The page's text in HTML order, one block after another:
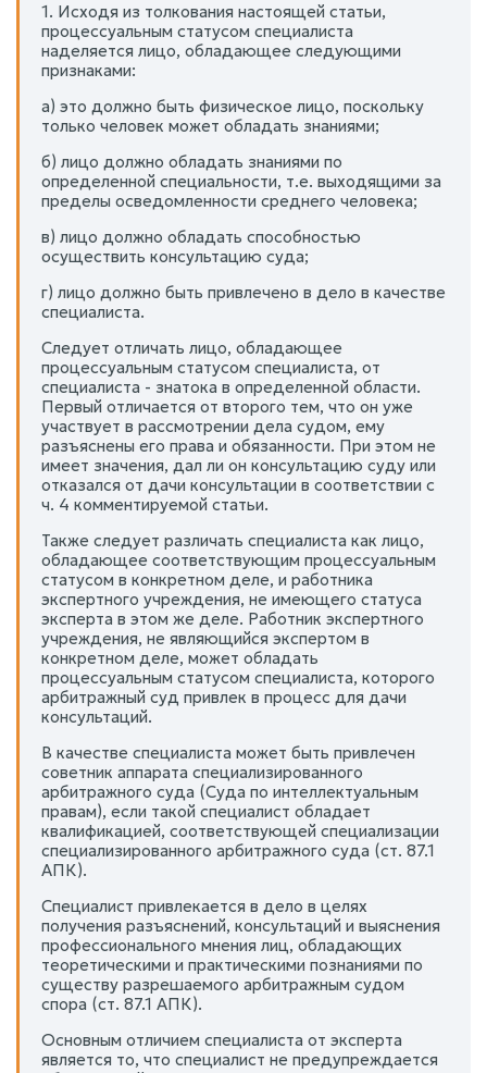
1. Исходя из толкования настоящей статьи,
процессуальным статусом специалиста
наделяется лицо, обладающее следующими
признаками:
а) это должно быть физическое лицо, поскольку
только человек может обладать знаниями;
б) лицо должно обладать знаниями по
определенной специальности, т.е. выходящими за
пределы осведомленности среднего человека;
в) лицо должно обладать способностью
осуществить консультацию суда;
г) лицо должно быть привлечено в дело в качестве
специалиста.
Следует отличать лицо, обладающее
процессуальным статусом специалиста, от
специалиста - знатока в определенной области.
Первый отличается от второго тем, что он уже
участвует в рассмотрении дела судом, ему
разъяснены его права и обязанности. При этом не
имеет значения, дал ли он консультацию суду или
отказался от дачи консультации в соответствии с
ч. 4 комментируемой статьи.
Также следует различать специалиста как лицо,
обладающее соответствующим процессуальным
статусом в конкретном деле, и работника
экспертного учреждения, не имеющего статуса
эксперта в этом же деле. Работник экспертного
учреждения, не являющийся экспертом в
конкретном деле, может обладать
процессуальным статусом специалиста, которого
арбитражный суд привлек в процесс для дачи
консультаций.
В качестве специалиста может быть привлечен
советник аппарата специализированного
арбитражного суда (Суда по интеллектуальным
правам), если такой специалист обладает
квалификацией, соответствующей специализации
специализированного арбитражного суда (ст. 87.1
АПК).
Специалист привлекается в дело в целях
получения разъяснений, консультаций и выяснения
профессионального мнения лиц, обладающих
теоретическими и практическими познаниями по
существу разрешаемого арбитражным судом
спора (ст. 87.1 АПК).
Основным отличием специалиста от эксперта
является то, что специалист не предупреждается